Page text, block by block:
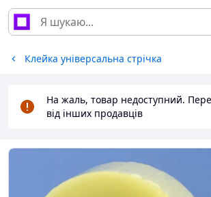
Клейка універсальна стрічка
На жаль, товар недоступний.
від інших продавців